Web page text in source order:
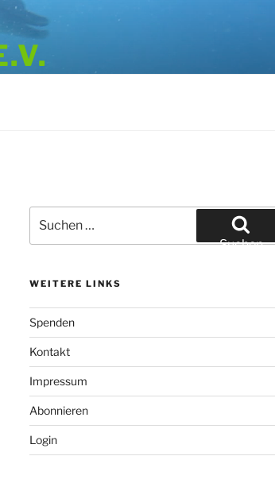
nach:
Suchen
WEITERE LINKS
Spenden
Kontakt
Impressum
Abonnieren
Login